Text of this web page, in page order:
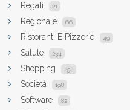
Regali 21
Regionale 66
Ristoranti E Pizzerie 49
Salute 234
Shopping 252
Società 198
Software 82